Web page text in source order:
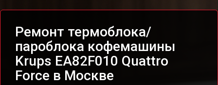
Ремонт термоблока/
пароблока кофемашины
Krups EA82F010 Quattro
Force в Москве